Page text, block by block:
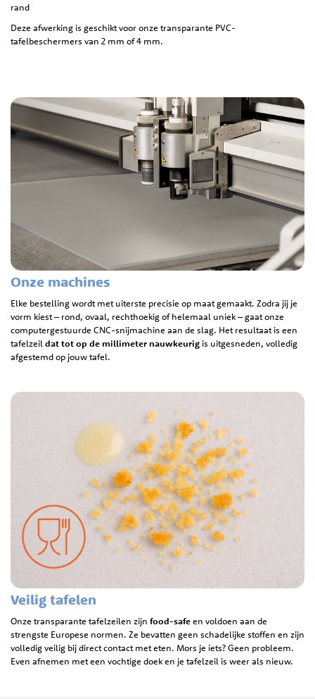
rand
Deze afwerking is geschikt voor onze transparante PVC-
tafelbeschermers van 2 mm of 4 mm.
Onze machines
Elke bestelling wordt met uiterste precisie op maat gemaakt. Zodra jij je
vorm kiest – rond, ovaal, rechthoekig of helemaal uniek – gaat onze
computergestuurde CNC-snijmachine aan de slag. Het resultaat is een
tafelzeil dat tot op de millimeter nauwkeurig is uitgesneden, volledig
afgestemd op jouw tafel.
Veilig tafelen
Onze transparante tafelzeilen zijn food-safeen voldoen aan de
strengste Europese normen. Ze bevatten geen schadelijke stoffen en zijn
volledig veilig bij direct contact met eten. Mors je iets? Geen probleem.
Even afnemen met een vochtige doek en je tafelzeil is weer als nieuw.